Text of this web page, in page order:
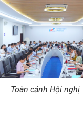
Toàn cảnh Hội nghị